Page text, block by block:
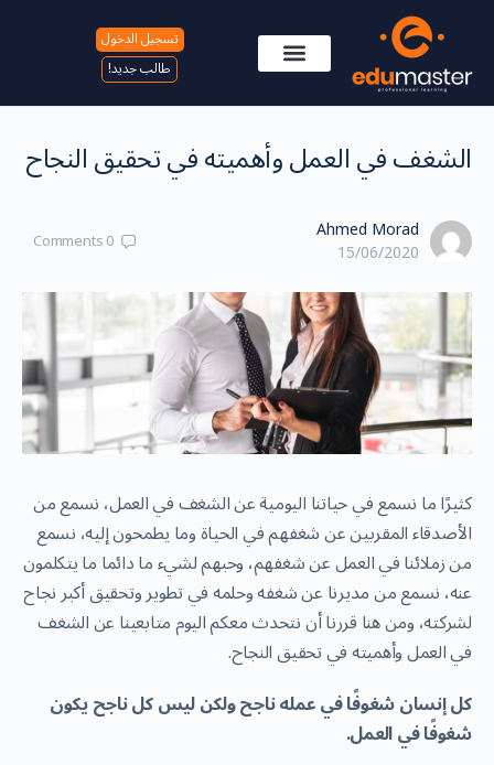
تسجيل الدخول
طالب جديد!
الشغف في العمل وأهميته في تحقيق النجاح
Ahmed Morad
15/06/2020
0
Comments
كثيرًا ما نسمع في حياتنا اليومية عن الشغف في العمل، نسمع من
الأصدقاء المقربين عن شغفهم في الحياة وما يطمحون إليه، نسمع
من زملائنا في العمل عن شغفهم، وحبهم لشيء ما دائما ما يتكلمون
عنه، نسمع من مديرنا عن شغفه وحلمه في تطوير وتحقيق أكبر نجاح
لشركته، ومن هنا قررنا أن نتحدث معكم اليوم متابعينا عن الشغف
في العمل وأهميته في تحقيق النجاح.
كل إنسان شغوفًا في عمله ناجح ولكن ليس كل ناجح يكون
شغوفًا في العمل.